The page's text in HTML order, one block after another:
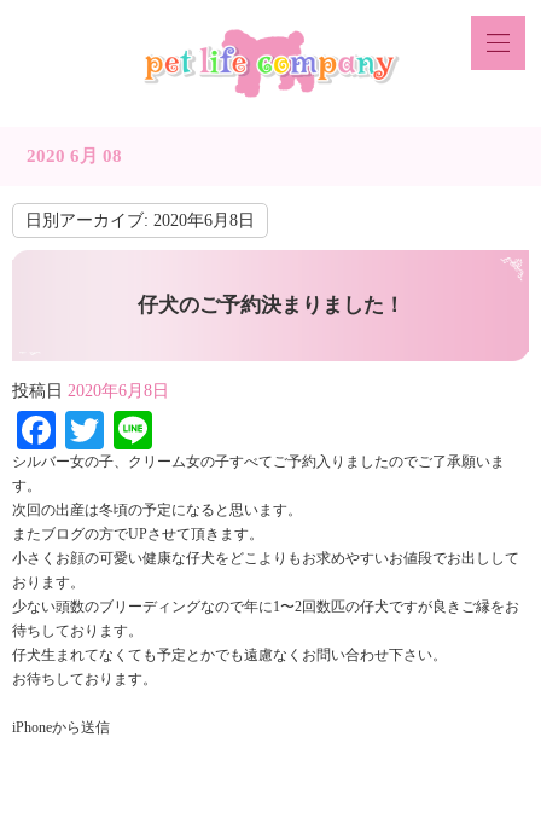
2020 6月 08
日別アーカイブ: 2020年6月8日
仔犬のご予約決まりました！
投稿日 2020年6月8日
Facebook
Twitter
シルバー女の子、クリーム女の子すべてご予約入りましたのでご了承願いま
す。
次回の出産は冬頃の予定になると思います。
またブログの方でUPさせて頂きます。
小さくお顔の可愛い健康な仔犬をどこよりもお求めやすいお値段でお出しして
おります。
少ない頭数のブリーディングなので年に1〜2回数匹の仔犬ですが良きご縁をお
待ちしております。
仔犬生まれてなくても予定とかでも遠慮なくお問い合わせ下さい。
お待ちしております。
iPhoneから送信